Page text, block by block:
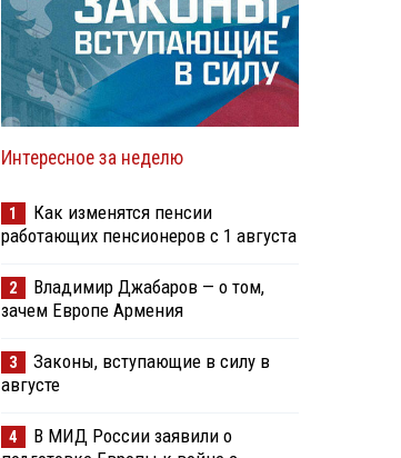
Интересное за неделю
1
Как изменятся пенсии
работающих пенсионеров с 1 августа
2
Владимир Джабаров — о том,
зачем Европе Армения
3
Законы, вступающие в силу в
августе
4
В МИД России заявили о